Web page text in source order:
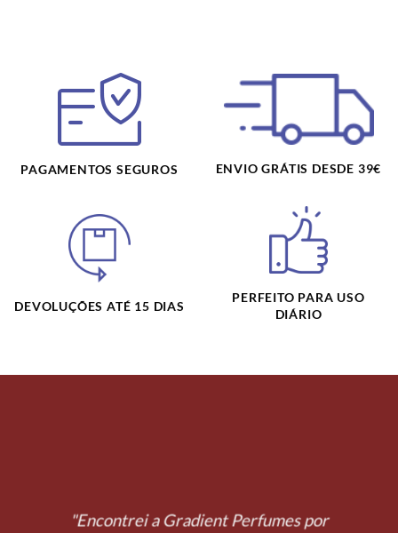
PAGAMENTOS SEGUROS ENVIO GRÁTIS DESDE 39€
DEVOLUÇÕES ATÉ 15 DIAS
PERFEITO PARA USO
DIÁRIO
"Encontrei a Gradient Perfumes por